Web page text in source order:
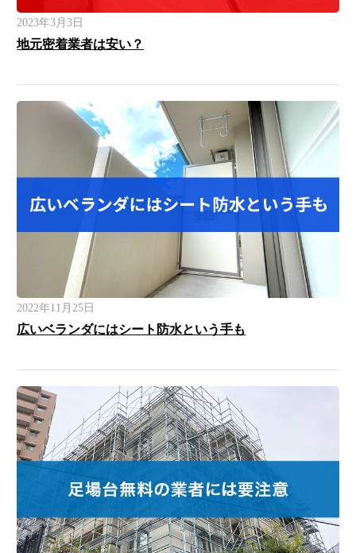
2023年3月3日
地元密着業者は安い？
2022年11月25日
広いベランダにはシート防水という手も